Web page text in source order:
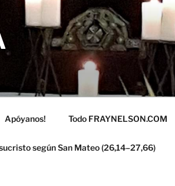
Apóyanos! Todo FRAYNELSON.COM
según San Mateo (26,14–27,66)